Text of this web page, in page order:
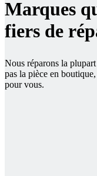
Marques
fiers de
Nous réparons la
pas la pièce en
pour vous.